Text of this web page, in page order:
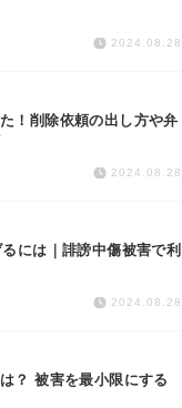
2024.08.28
！削除依頼の出し方や弁
2024.08.28
には｜誹謗中傷被害で利
2024.08.28
？ 被害を最小限にする